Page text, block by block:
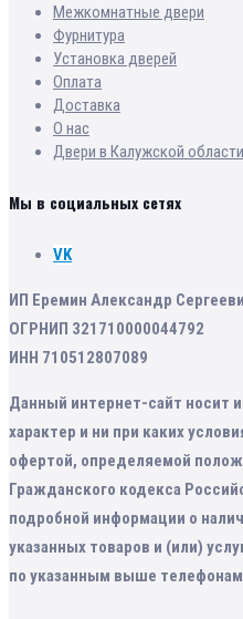
Межкомнатные двери
Фурнитура
Установка дверей
Оплата
Доставка
О нас
Двери в Калужской области
Мы в социальных сетях
VK
ИП Еремин Александр
ОГРНИП 321710000044792
ИНН 710512807089
Данный интернет-сайт носит
характер и ни при каких
офертой, определяемой
Гражданского кодекса
подробной информации о
указанных товаров и (или)
по указанным выше